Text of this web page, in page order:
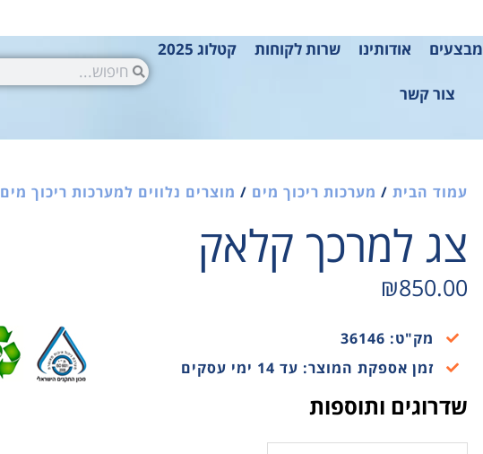
מבצעים אודותינו שרות לקוחות קטלוג 2025
צור קשר
עמוד הבית / מערכות ריכוך מים / מוצרים נלווים למערכות ריכוך מים
צג למרכך קלאק
₪850.00
מק"ט: 36146
זמן אספקת המוצר: עד 14 ימי עסקים
שדרוגים ותוספות